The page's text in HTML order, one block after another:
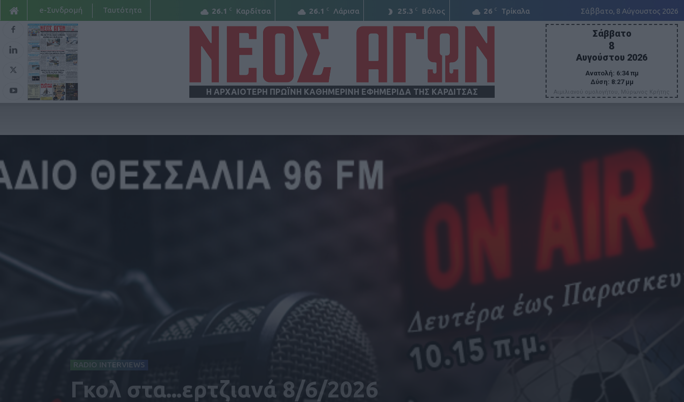
26.1 C Καρδίτσα 26.1 C Λάρισα 25.3 C Βόλος 26 C Τρίκαλα Σάββατο, 8 Αύγουστος 2026
e-Συνδρομή Ταυτότητα
Η ΑΡΧΑΙΟΤΕΡΗ ΠΡΩΪΝΗ ΚΑΘΗΜΕΡΙΝΗ ΕΦΗΜΕΡΙΔΑ ΤΗΣ ΚΑΡΔΙΤΣΑΣ
Σάββατο
8
Αυγούστου 2026
Ανατολή: 6:34 πμ
Δύση: 8:27 μμ
Αιμιλιανού ομολογήτου, Μύρωνος Κρήτης
RADIO INTERVIEWS
Γκολ στα...ερτζιανά 8/6/2026